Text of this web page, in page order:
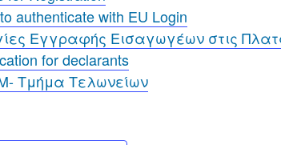
authenticate with EU Login
Εγγραφής Εισαγωγέων στις
for declarants
Τμήμα Τελωνείων